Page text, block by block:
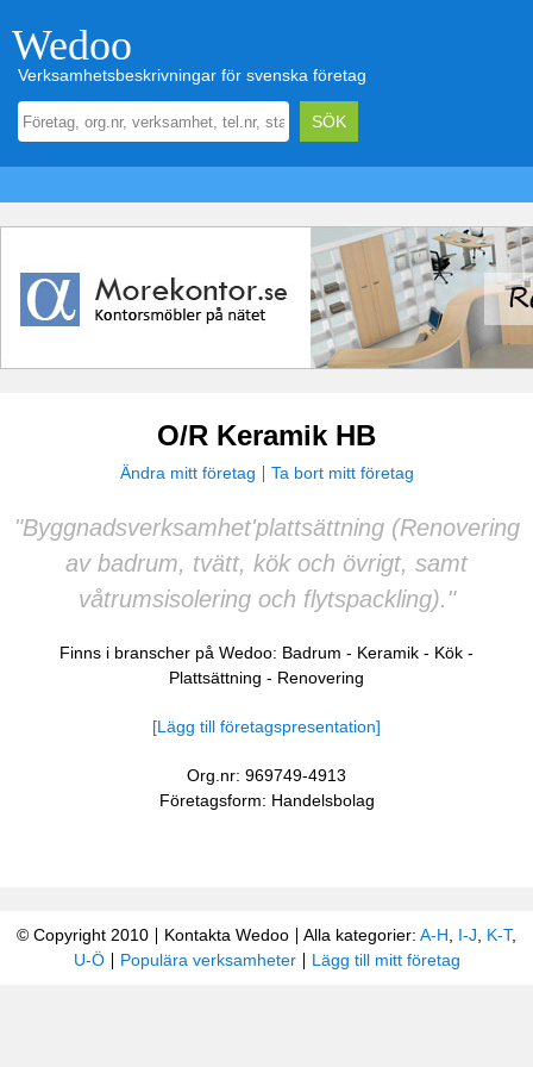
Wedoo
Verksamhetsbeskrivningar för svenska företag
O/R Keramik HB
Ändra mitt företag Ta bort mitt företag
"Byggnadsverksamhet'plattsättning (Renovering
av badrum, tvätt, kök och övrigt, samt
våtrumsisolering och flytspackling)."
Finns i branscher på Wedoo: Badrum - Keramik - Kök -
Plattsättning - Renovering
[Lägg till företagspresentation]
Org.nr: 969749-4913
Företagsform: Handelsbolag
© Copyright 2010 Kontakta Wedoo Alla kategorier: A-H I-J K-T,
U-Ö
Populära verksamheter Lägg till mitt företag